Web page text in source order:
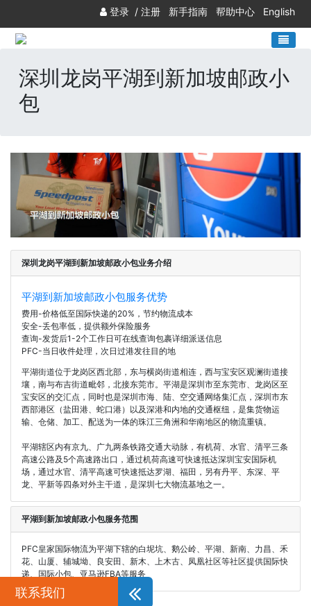
登录 / 注册 新手指南 帮助中心 English
深圳龙岗平湖到新加坡邮政小
包
深圳龙岗平湖到新加坡邮政小包业务介绍
平湖到新加坡邮政小包服务优势
费用-价格低至国际快递的20%，节约物流成本
安全-丢包率低，提供额外保险服务
查询-发货后1-2个工作日可在线查询包裹详细派送信息
PFC-当日收件处理，次日过港发往目的地
平湖街道位于龙岗区西北部，东与横岗街道相连，西与宝安区观澜街道接
壤，南与布吉街道毗邻，北接东莞市。平湖是深圳市至东莞市、龙岗区至
宝安区的交汇点，同时也是深圳市海、陆、空交通网络集汇点，深圳市东
西部港区（盐田港、蛇口港）以及深港和内地的交通枢纽，是集货物运
输、仓储、加工、配送为一体的珠江三角洲和华南地区的物流重镇。
平湖辖区内有京九、广九两条铁路交通大动脉，有机荷、水官、清平三条
高速公路及5个高速路出口，通过机荷高速可快速抵达深圳宝安国际机
场，通过水官、清平高速可快速抵达罗湖、福田，另有丹平、东深、平
龙、平新等四条对外主干道，是深圳七大物流基地之一。
平湖到新加坡邮政小包服务范围
PFC皇家国际物流为平湖下辖的白坭坑、鹅公岭、平湖、新南、力昌、禾
花、山厦、辅城坳、良安田、新木、上木古、凤凰社区等社区提供国际快
递、国际小包、亚马逊FBA等服务
联系我们